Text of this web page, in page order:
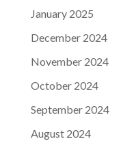
January 2025
December 2024
November 2024
October 2024
September 2024
August 2024